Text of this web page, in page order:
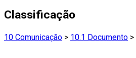
Classificação
10 Comunicação > 10.1 Documento >